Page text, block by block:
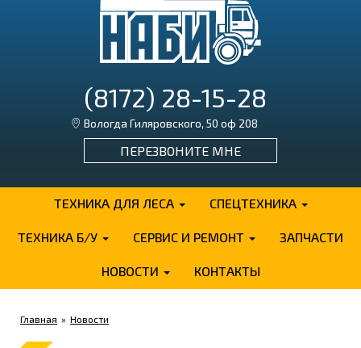
(8172) 28-15-28
Вологда Гиляровского, 50 оф 208
ПЕРЕЗВОНИТЕ МНЕ
ТЕХНИКА ДЛЯ ЛЕСА СПЕЦТЕХНИКА
ТЕХНИКА Б/У СЕРВИС И РЕМОНТ ЗАПЧАСТИ
НОВОСТИ КОНТАКТЫ
Главная » Новости